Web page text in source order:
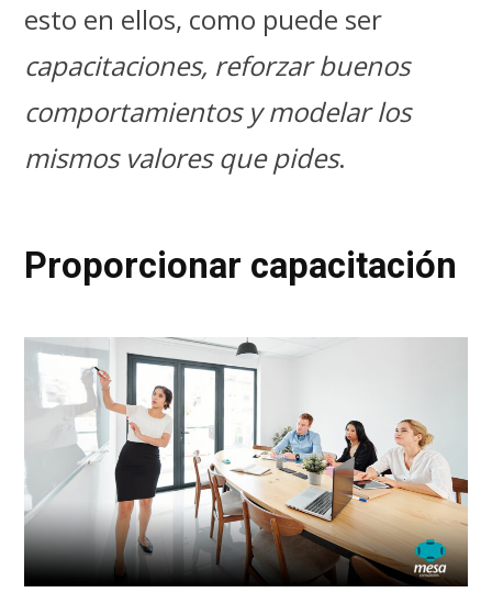
esto en ellos, como puede ser
capacitaciones, reforzar buenos
comportamientos y modelar los
mismos valores que pides.
Proporcionar capacitación